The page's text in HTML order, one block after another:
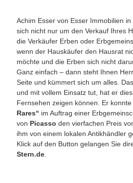
Achim Esser von Esser Immobilien
sich nicht nur um den Verkauf Ihres
die Verkäufer Erben oder
wenn der Hauskäufer den Hausrat
möchte und die Erben sich nicht
Ganz einfach – dann steht Ihnen
Seite und kümmert sich um alles.
und mit vollem Einsatz tut, hat er
Fernsehen zeigen können. Er konnte
Rares“ im Auftrag einer
von Picasso den vierfachen Preis
ihm von einem lokalen Antikhändler
Klick auf den Button gelangen Sie
Stern.de.